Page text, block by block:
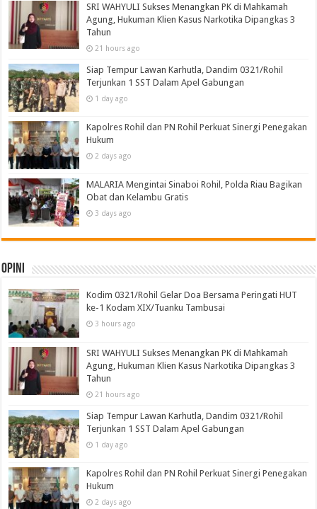
SRI WAHYULI Sukses Menangkan PK di Mahkamah
Agung, Hukuman Klien Kasus Narkotika Dipangkas 3
Tahun
21 hours ago
Siap Tempur Lawan Karhutla, Dandim 0321/Rohil
Terjunkan 1 SST Dalam Apel Gabungan
1 day ago
Kapolres Rohil dan PN Rohil Perkuat Sinergi Penegakan
Hukum
2 days ago
MALARIA Mengintai Sinaboi Rohil, Polda Riau Bagikan
Obat dan Kelambu Gratis
3 days ago
Opini
Kodim 0321/Rohil Gelar Doa Bersama Peringati HUT
ke-1 Kodam XIX/Tuanku Tambusai
3 hours ago
SRI WAHYULI Sukses Menangkan PK di Mahkamah
Agung, Hukuman Klien Kasus Narkotika Dipangkas 3
Tahun
21 hours ago
Siap Tempur Lawan Karhutla, Dandim 0321/Rohil
Terjunkan 1 SST Dalam Apel Gabungan
1 day ago
Kapolres Rohil dan PN Rohil Perkuat Sinergi Penegakan
Hukum
2 days ago